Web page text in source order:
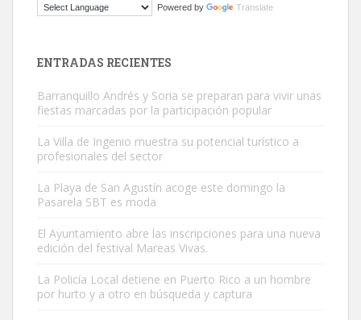
El ayuntamiento se va a llevar a Los Gatos callejeros de la zona los
Este gato macho ha aparecido en la calle hace menos de un mes,
Leales.org » Gran Canaria
9.7.2025
Powered by Translate
ENTRADAS RECIENTES
Barranquillo Andrés y Soria se preparan para vivir unas
fiestas marcadas por la participación popular
La Villa de Ingenio muestra su potencial turístico a
profesionales del sector
La Playa de San Agustín acoge este domingo la
Pasarela SBT es moda
El Ayuntamiento abre las inscripciones para una nueva
edición del festival Mareas Vivas.
La Policía Local detiene en Puerto Rico a un hombre
por hurto y a otro en búsqueda y captura